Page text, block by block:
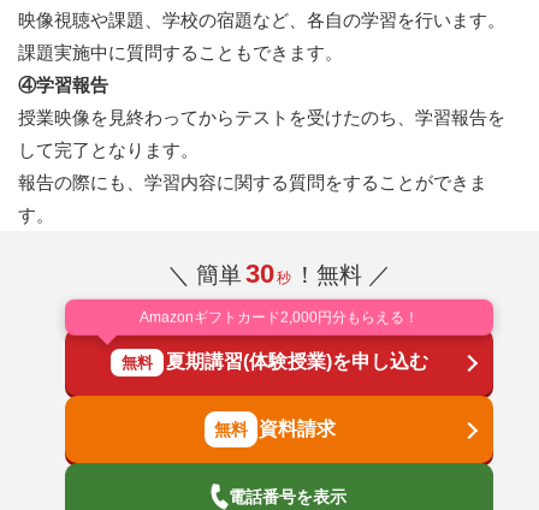
映像視聴や課題、学校の宿題など、各自の学習を行います。
課題実施中に質問することもできます。
④学習報告
授業映像を見終わってからテストを受けたのち、学習報告を
して完了となります。
報告の際にも、学習内容に関する質問をすることができま
す。
＼ 簡単30秒 ！無料 ／
Amazonギフトカード2,000円分もらえる！
無料 夏期講習(体験授業)を申し込む
資料請求
電話番号を表示